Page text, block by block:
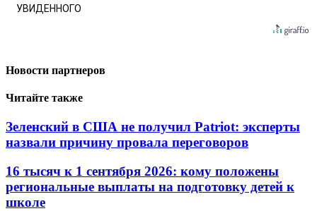
УВИДЕННОГО
Новости партнеров
Читайте также
Зеленский в США не получил Patriot: эксперты
назвали причину провала переговоров
16 тысяч к 1 сентября 2026: кому положены
региональные выплаты на подготовку детей к
школе